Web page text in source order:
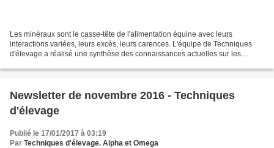
Les minéraux sont le casse-tête de l'alimentation équine avec leurs
interactions variées, leurs excès, leurs carences. L'équipe de Techniques
d'élevage a réalisé une synthèse des connaissances actuelles sur les
Newsletter de novembre 2016 - Techniques
d'élevage
Publié le 17/01/2017 à 03:19
Par Techniques d'élevage. Alpha et Omega